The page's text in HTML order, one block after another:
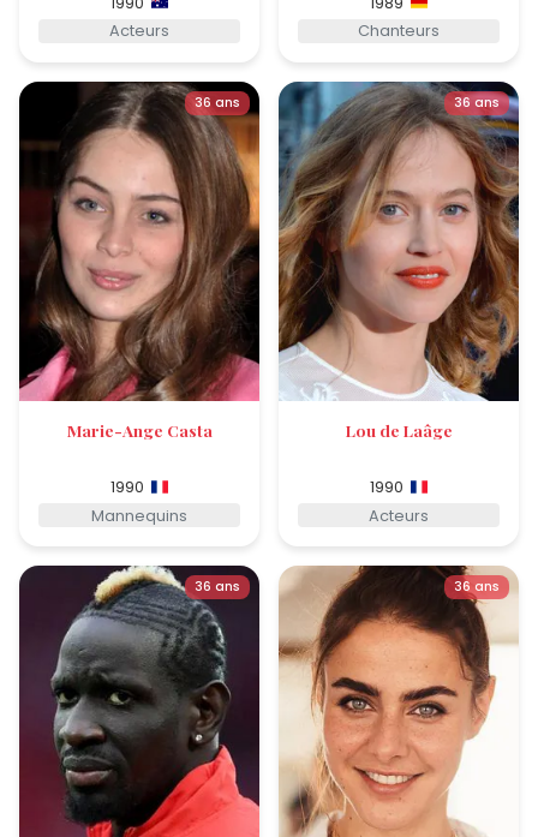
Acteurs
Chanteurs
36 ans
Marie-Ange Casta
1990
Mannequins
36 ans
Lou de Laâge
1990
Acteurs
36 ans 36 ans